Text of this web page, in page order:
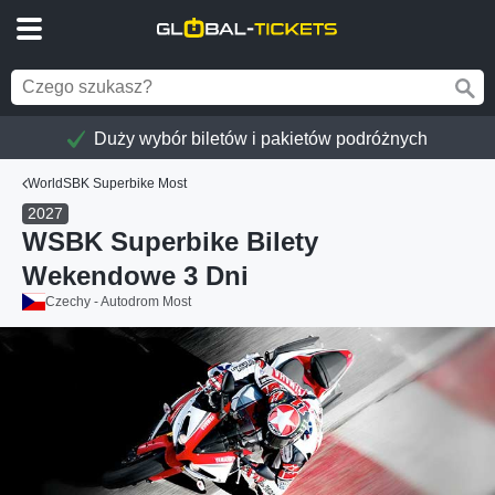
Duży wybór biletów i pakietów podróżnych
WorldSBK Superbike Most
2027
WSBK Superbike Bilety
Wekendowe 3 Dni
Czechy - Autodrom Most